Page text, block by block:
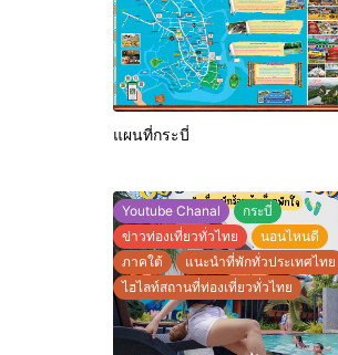
แผนที่กระบี่
Youtube Chanal
กระบี่
ข่าวท่องเที่ยวทั่วไทย
นอนไหนดี
ภาคใต้
แนะนำที่พักทั่วประเทศไทย
ไฮไลท์สถานที่ท่องเที่ยวทั่วไทย